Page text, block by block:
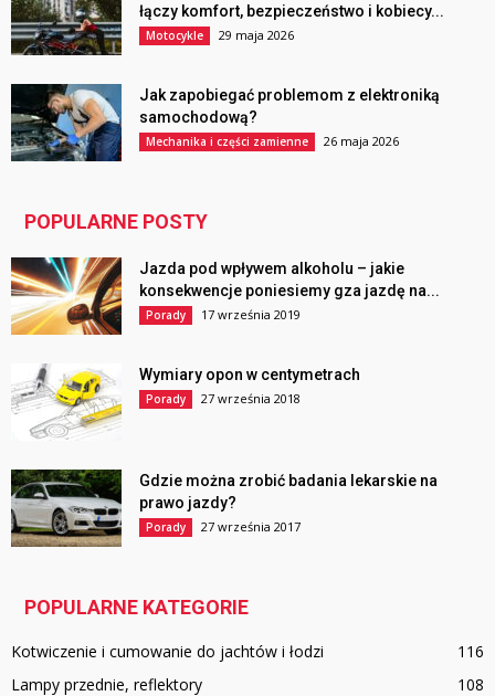
łączy komfort, bezpieczeństwo i kobiecy...
Motocykle 29 maja 2026
Jak zapobiegać problemom z elektroniką
samochodową?
Mechanika i części zamienne 26 maja 2026
POPULARNE POSTY
Jazda pod wpływem alkoholu – jakie
konsekwencje poniesiemy gza jazdę na...
Porady 17 września 2019
Wymiary opon w centymetrach
Porady 27 września 2018
Gdzie można zrobić badania lekarskie na
prawo jazdy?
Porady 27 września 2017
POPULARNE KATEGORIE
Kotwiczenie i cumowanie do jachtów i łodzi
116
Lampy przednie, reflektory
108